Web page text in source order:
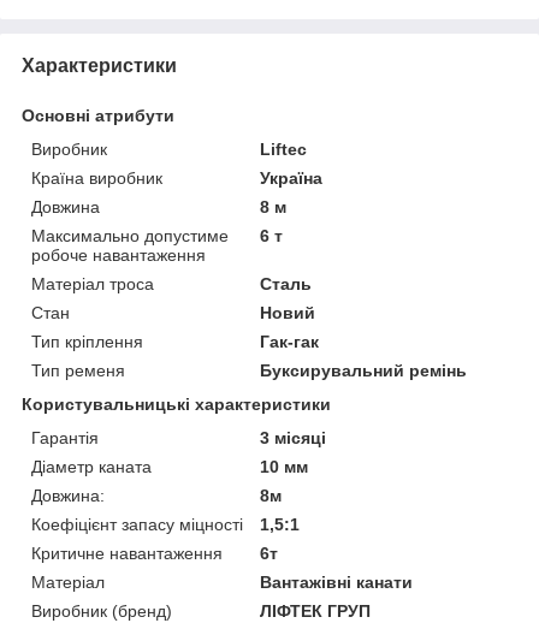
Характеристики
Основні атрибути
Виробник
Liftec
Країна виробник
Україна
Довжина
8 м
Максимально допустиме
робоче навантаження
6 т
Матеріал троса
Сталь
Стан
Новий
Тип кріплення
Гак-гак
Тип ременя
Буксирувальний ремінь
Користувальницькі характеристики
Гарантія
3 місяці
Діаметр каната
10 мм
Довжина:
8м
Коефіцієнт запасу міцності
1,5:1
Критичне навантаження
6т
Матеріал
Вантажівні канати
Виробник (бренд)
ЛІФТЕК ГРУП